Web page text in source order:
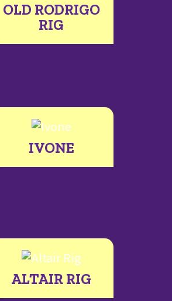
OLD RODRIGO
RIG
IVONE
ALTAIR RIG